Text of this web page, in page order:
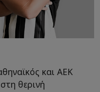
και ΑΕΚ
θερινή